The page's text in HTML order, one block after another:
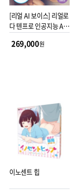
[리얼 AI 보이스] 리얼로
다 텐프로 인공지능 AI
269,000원
이노센트 힙